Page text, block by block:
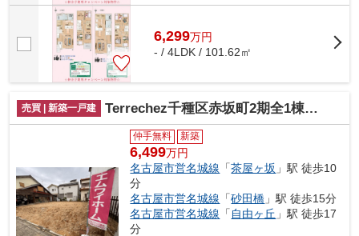
6,299万円
- / 4LDK / 101.62㎡
売買 | 新築一戸建 Terrechez千種区赤坂町2期全1棟【仲介手数料無料 上野小 若水中】
仲手無料 新築
6,499万円
名古屋市営名城線 「茶屋ヶ坂 」駅 徒歩10
分
名古屋市営名城線 「砂田橋 」駅 徒歩15分
名古屋市営名城線 「 自由ヶ丘 」駅 徒歩17
分